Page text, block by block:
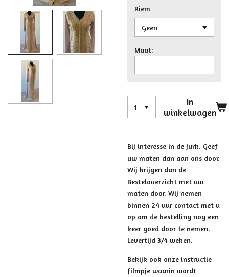
Riem
Maat:
In
winkelwagen
Bij interesse in de Jurk. Geef
uw maten dan aan ons door.
Wij krijgen dan de
Besteloverzicht met uw
maten door. Wij nemen
binnen 24 uur contact met u
op om de bestelling nog een
keer goed door te nemen.
Levertijd 3/4 weken.
Bekijk ook onze instructie
filmpje waarin wordt